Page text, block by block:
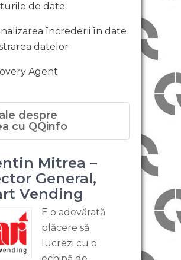
de date
încrederii în date
datelor
Agent
despre
cu QQinfo
Mitrea –
General,
Vending
E o adevărată
plăcere să
lucrezi cu o